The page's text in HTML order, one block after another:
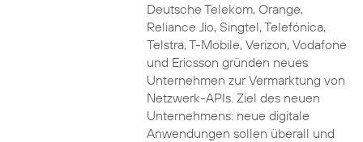
Deutsche Telekom, Orange,
Reliance Jio, Singtel, Telefónica,
Telstra, T-Mobile, Verizon, Vodafone
und Ericsson gründen neues
Unternehmen zur Vermarktung von
Netzwerk-APIs. Ziel des neuen
Unternehmens: neue digitale
Anwendungen sollen überall und